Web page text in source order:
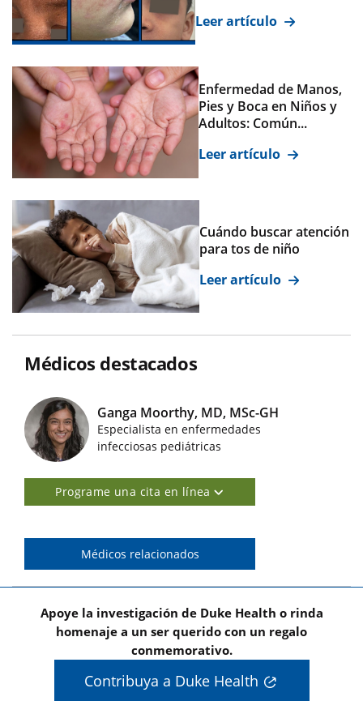
Leer artículo
Enfermedad de Manos,
Pies y Boca en Niños y
Adultos: Común...
Leer artículo
Cuándo buscar atención
para tos de niño
Leer artículo
Médicos destacados
Imágenes de médicos destacados
Ganga Moorthy, MD, MSc-GH
Especialista en enfermedades
infecciosas pediátricas
Programe una cita en línea
Médicos relacionados
Apoye la investigación de Duke Health o rinda
homenaje a un ser querido con un regalo
conmemorativo.
Contribuya a Duke Health